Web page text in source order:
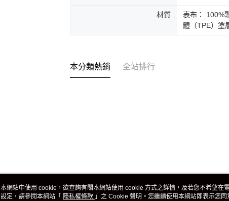
材質
表布： 100%
體（TPE）塗
本分類熱銷 全站排行
關於我們
本網站中使用 cookie，欲查詢有關本網站使用 cookie 方式之詳情，及若您不希望在
設定，請參閱本網站「 隱私權條款 」之 Cookie 聲明。您繼續使用本網站即表示您